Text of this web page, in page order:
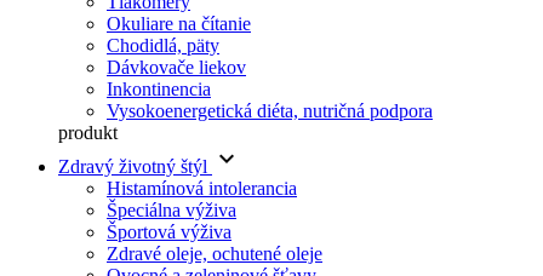
Okuliare na čítanie
Chodidlá, päty
Dávkovače liekov
Inkontinencia
Vysokoenergetická diéta, nutričná podpora
produkt
Zdravý životný štýl
keyboard_arrow_down
Histamínová intolerancia
Špeciálna výživa
Športová výživa
Zdravé oleje, ochutené oleje